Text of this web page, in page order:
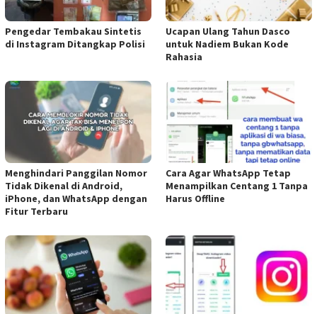
Pengedar Tembakau Sintetis
di Instagram Ditangkap Polisi
Ucapan Ulang Tahun Dasco
untuk Nadiem Bukan Kode
Rahasia
Menghindari Panggilan Nomor
Tidak Dikenal di Android,
iPhone, dan WhatsApp dengan
Fitur Terbaru
Cara Agar WhatsApp Tetap
Menampilkan Centang 1 Tanpa
Harus Offline